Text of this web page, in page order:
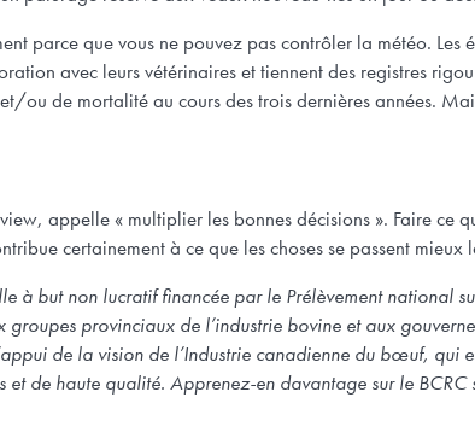
parce que vous ne pouvez pas contrôler la météo.
avec leurs vétérinaires et tiennent des registres
ou de mortalité au cours des trois dernières années.
appelle « multiplier les bonnes décisions ». Faire ce
certainement à ce que les choses se passent
à but non lucratif financée par le Prélèvement national
provinciaux de l’industrie bovine et aux
de la vision de l’Industrie canadienne du bœuf, qui
de haute qualité. Apprenez-en davantage sur le BCRC